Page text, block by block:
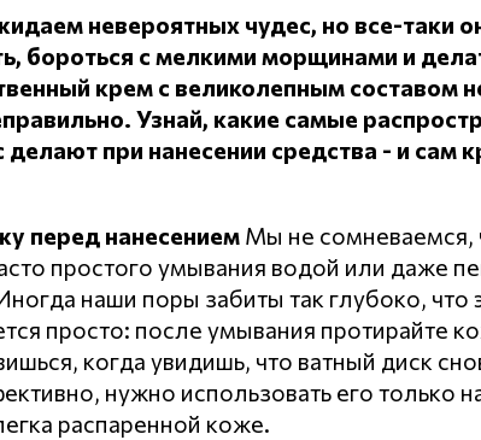
невероятных чудес, но все-таки
бороться с мелкими морщинами и
крем с великолепным составом
Узнай, какие самые
при нанесении средства - и сам
перед нанесением Мы не сомневаемся,
простого умывания водой или даже
наши поры забиты так глубоко, что
просто: после умывания протирайте
когда увидишь, что ватный диск
нужно использовать его только
распаренной коже.